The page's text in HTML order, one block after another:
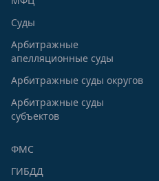
Суды
Арбитражные
апелляционные суды
Арбитражные суды округов
Арбитражные суды
субъектов
ФМС
ГИБДД